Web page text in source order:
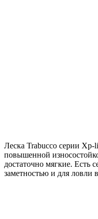
Леска Trabucco серии Xp-
повышенной
достаточно мягкие. Есть
заметностью и для ловли